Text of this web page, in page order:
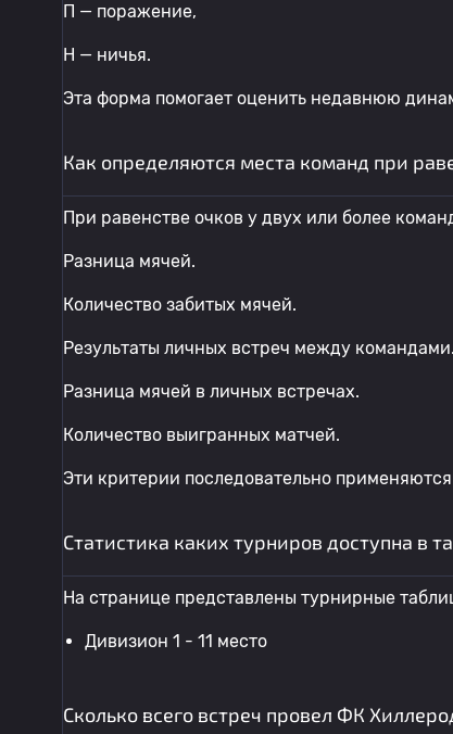
П — поражение,
Н — ничья.
Эта форма помогает оценить недавнюю
Как определяются места команд при
При равенстве очков у двух или более
Разница мячей.
Количество забитых мячей.
Результаты личных встреч между командами.
Разница мячей в личных встречах.
Количество выигранных матчей.
Эти критерии последовательно
Статистика каких турниров доступна в
На странице представлены турнирные
Дивизион 1 - 11 место
Сколько всего встреч провел ФК